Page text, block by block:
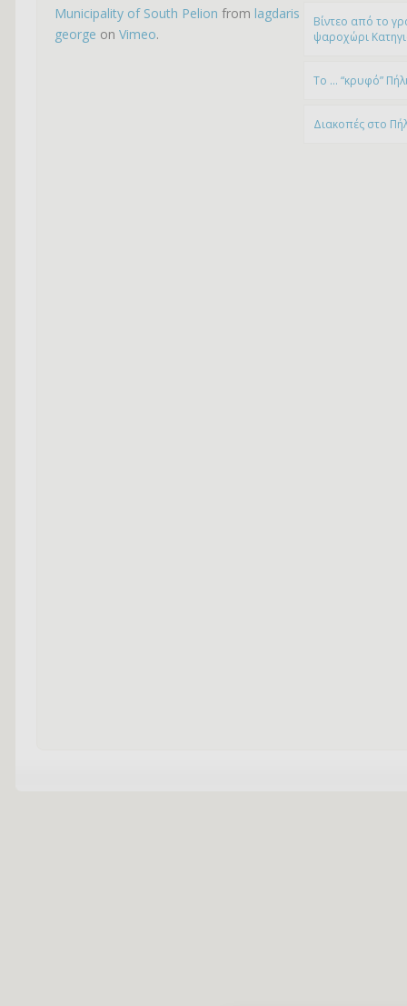
Municipality of South Pelion from lagdaris
george on Vimeo.
Βίντεο από το
ψαροχώρι
To … “κρυφό”
Διακοπές στο